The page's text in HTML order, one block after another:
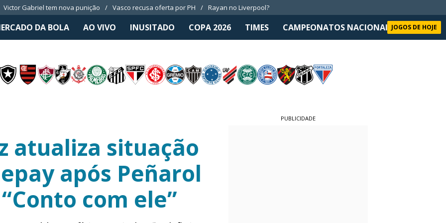
Victor Gabriel tem nova punição Vasco recusa oferta por PH Rayan no Liverpool?
DA BOLA AO VIVO INUSITADO COPA 2026 TIMES CAMPEONATOS NACIONAIS SELEÇÃO
JOGOS DE HOJE
atualiza situação
após Peñarol
com ele”
PUBLICIDADE